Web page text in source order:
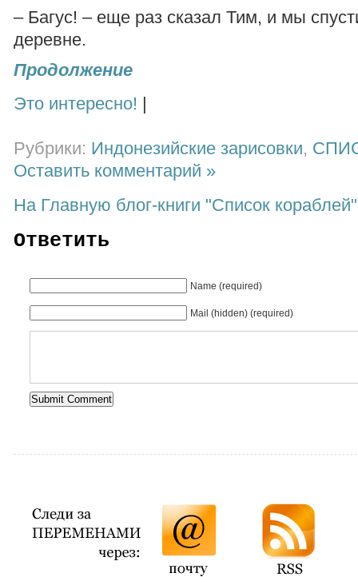
– Багус! – еще раз сказал Тим, и мы
деревне.
Продолжение
Это интересно!
Рубрики: Индонезийские зарисовки,
Оставить комментарий »
На Главную блог-книги "Список кораблей"
Ответить
Name (required)
Mail (hidden) (required)